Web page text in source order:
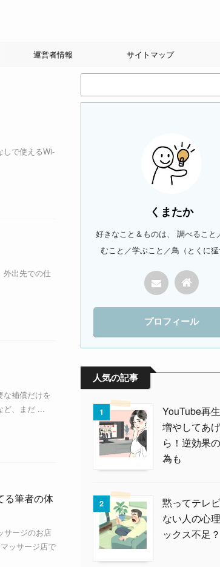
運営者情報 サイトマップ
しで使えるWi-
外出先での仕
な補償だけを
ど、まだ ...
る筆者の体
サージのお店
ッサージ店で
くまたか
好きなこと＆ものは、 調べること
むこと／学ぶこと／鳥（とくに猛
プロフィール
人気の記事
1
YouTube再
増やしてあ
ら！逆効果
為も
2
黙ってテレ
ない人の心
ックス不足？